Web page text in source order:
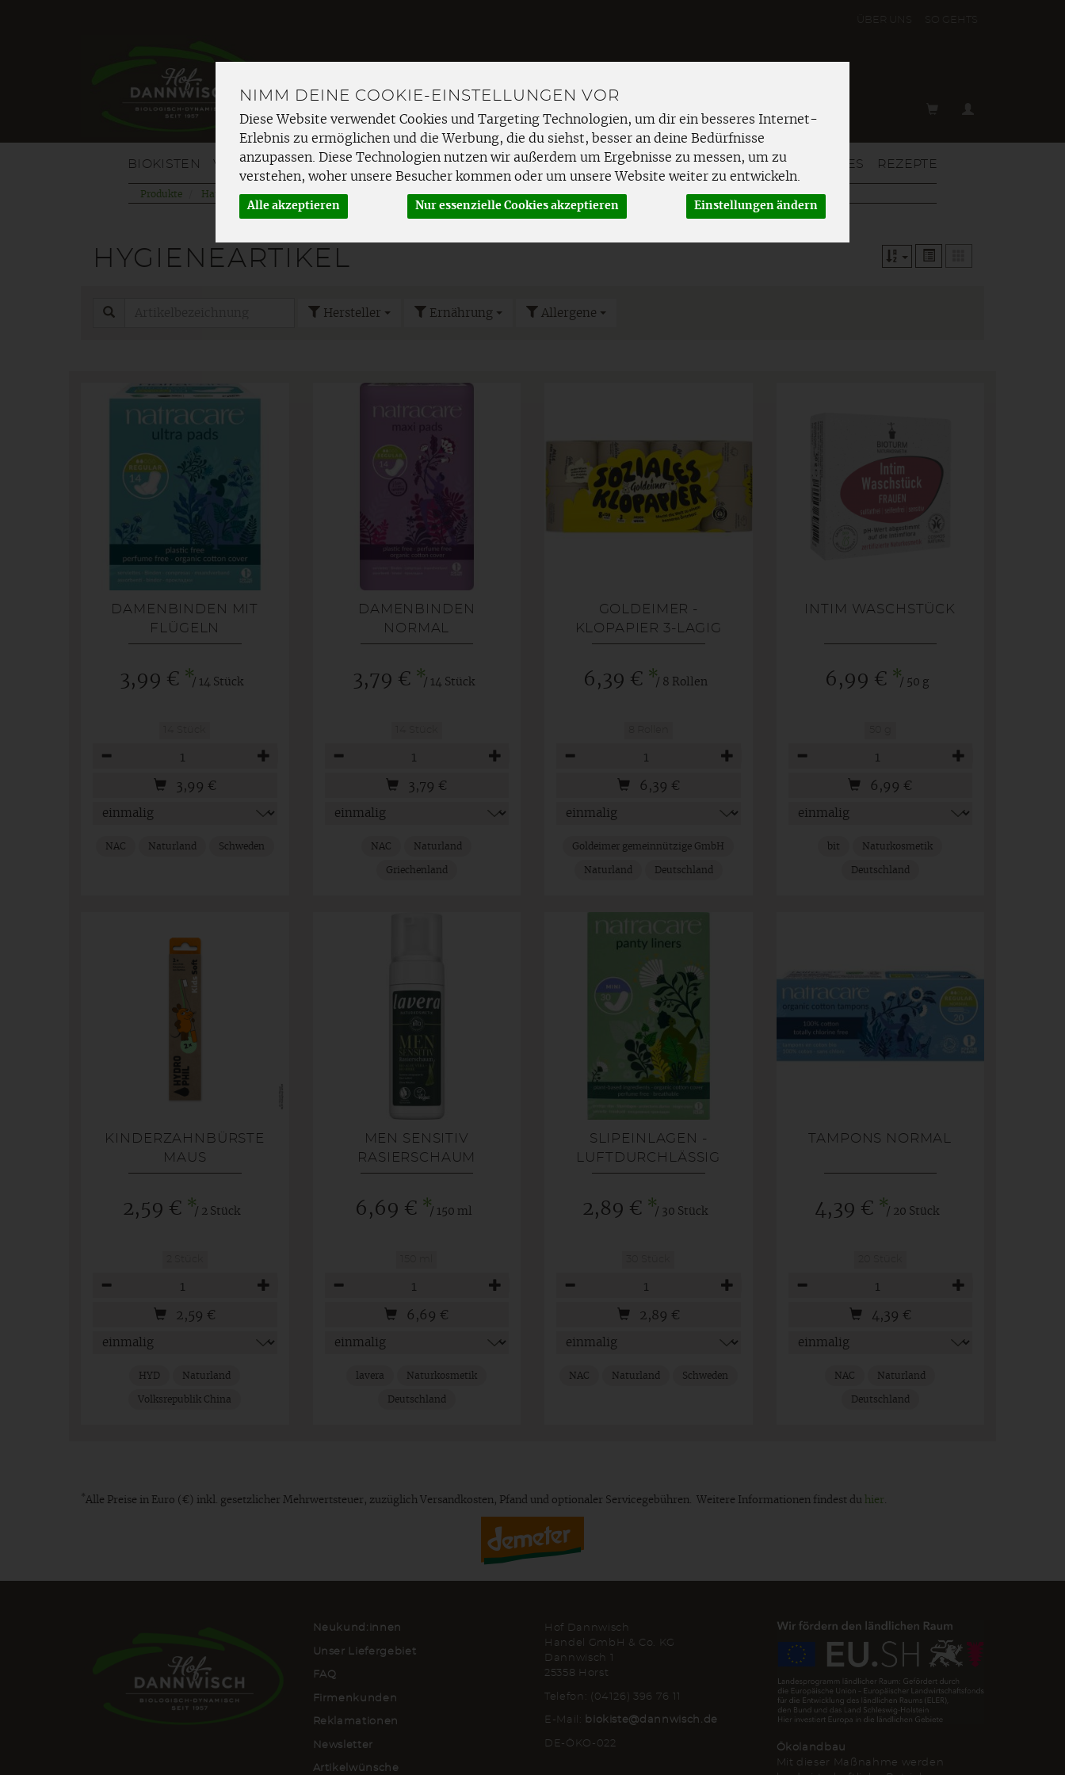
NIMM DEINE COOKIE-EINSTELLUNGEN VOR
Diese Website verwendet Cookies und Targeting Technologien, um dir ein besseres Internet-
Erlebnis zu ermöglichen und die Werbung, die du siehst, besser an deine Bedürfnisse
anzupassen. Diese Technologien nutzen wir außerdem um Ergebnisse zu messen, um zu
verstehen, woher unsere Besucher kommen oder um unsere Website weiter zu entwickeln.
Alle akzeptieren Nur essenzielle Cookies akzeptieren Einstellungen ändern
Produkt
BIOKISTEN VOM HOF OBST GEMÜSE FRISCHETHEKE SPEISEKAMMER HAUSHALT & MEHR AKTUELLES REZEPTE
Produkte Haushalt & mehr Körperpflege & Kosmetik Hygieneartikel
HYGIENEARTIKEL
Hersteller Ernährung Allergene
DAMENBINDEN MIT
FLÜGELN
3,99 € */ 14 Stück
3,99 €
NAC Naturland Schweden
DAMENBINDEN
NORMAL
3,79 € */ 14 Stück
3,79 €
NAC Naturland
Griechenland
GOLDEIMER -
KLOPAPIER 3-LAGIG
6,39 € */ 8 Rollen
6,39 €
Goldeimer gemeinnützige GmbH
Naturland Deutschland
INTIM WASCHSTÜCK
6,99 € */ 50 g
6,99 €
bit Naturkosmetik
Deutschland
KINDERZAHNBÜRSTE
MAUS
2,59 € */ 2 Stück
2,59 €
HYD Naturland
Volksrepublik China
MEN SENSITIV
RASIERSCHAUM
6,69 € */ 150 ml
6,69 €
lavera Naturkosmetik
Deutschland
SLIPEINLAGEN -
LUFTDURCHLÄSSIG
2,89 € */ 30 Stück
2,89 €
NAC Naturland Schweden
TAMPONS NORMAL
4,39 € */ 20 Stück
4,39 €
NAC Naturland
Deutschland
* Alle Preise in Euro (€) inkl. gesetzlicher Mehrwertsteuer, zuzüglich Versandkosten, Pfand und optionaler Servicegebühren. Weitere Informationen findest du hier
Neukund:innen
Unser Liefergebiet
FAQ
Firmenkunden
Reklamationen
Newsletter
Artikelwünsche
Hof Dannwisch
Handel GmbH & Co. KG
Dannwisch 1
25358 Horst
Telefon: (04126) 396 76 11
E-Mail: biokiste@dannwisch.de
DE-ÖKO-022
Ökolandbau
Mit dieser Maßnahme werden